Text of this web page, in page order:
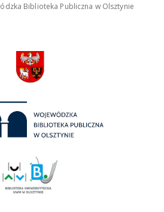
Biblioteka Publiczna w Olsztynie